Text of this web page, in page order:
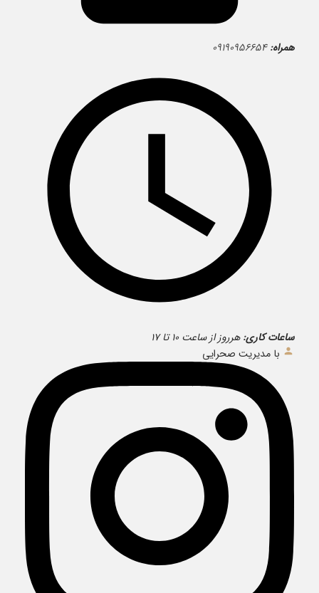
همراه: ۰۹۱۹۰۹۵۶۶۵۴
ساعات کاری: هرروز از ساعت ۱۰ تا ۱۷
با مدیریت صحرایی